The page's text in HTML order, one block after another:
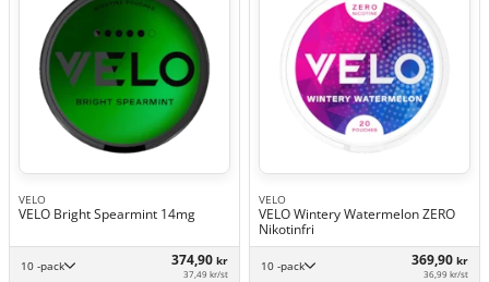
VELO
VELO Bright Spearmint 14mg
10 -pack 374,90 kr
37,49 kr/st
VELO
VELO Wintery Watermelon ZERO
Nikotinfri
10 -pack 369,90 kr
36,99 kr/st